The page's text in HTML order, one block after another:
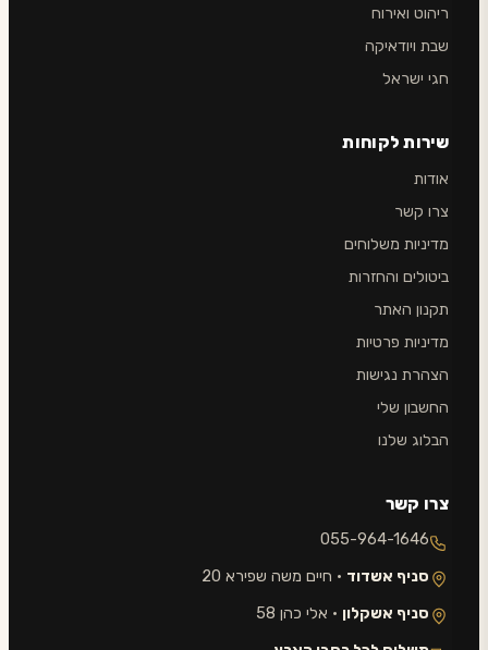
ריהוט ואירוח
שבת ויודאיקה
חגי ישראל
שירות לקוחות
אודות
צרו קשר
מדיניות משלוחים
ביטולים והחזרות
תקנון האתר
מדיניות פרטיות
הצהרת נגישות
החשבון שלי
הבלוג שלנו
צרו קשר
055-964-1646
סניף אשדוד · חיים משה שפירא 20
סניף אשקלון · אלי כהן 58